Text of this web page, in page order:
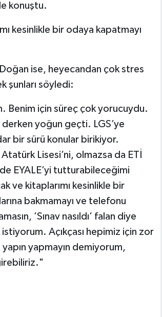
konuştu.
kesinlikle bir odaya kapatmayı
ise, heyecandan çok stres
şunları söyledi:
Benim için süreç çok yorucuydu.
derken yoğun geçti. LGS’ye
bir sürü konular birikiyor.
Lisesi’ni, olmazsa da ETİ
EYALE’yi tutturabileceğimi
ve kitaplarımı kesinlikle bir
bakmamayı ve telefonu
’Sınav nasıldı’ falan diye
Açıkçası hepimiz için zor
yapmayın demiyorum,